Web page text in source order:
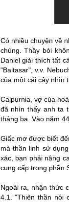
Có nhiều chuyện về
chúng. Thầy bói
Daniel giải thích tất
"Baltasar", v.v.
của một cái cây nhìn
Calpurnia, vợ của
đã nhìn thấy anh ta
tháng ba. Vào năm
Giấc mơ được biết
mà thần linh sử
xác, bạn phải nâng
cung cấp trong phần
Ngoài ra, nhận thức
4.1. "Thiên thần nói